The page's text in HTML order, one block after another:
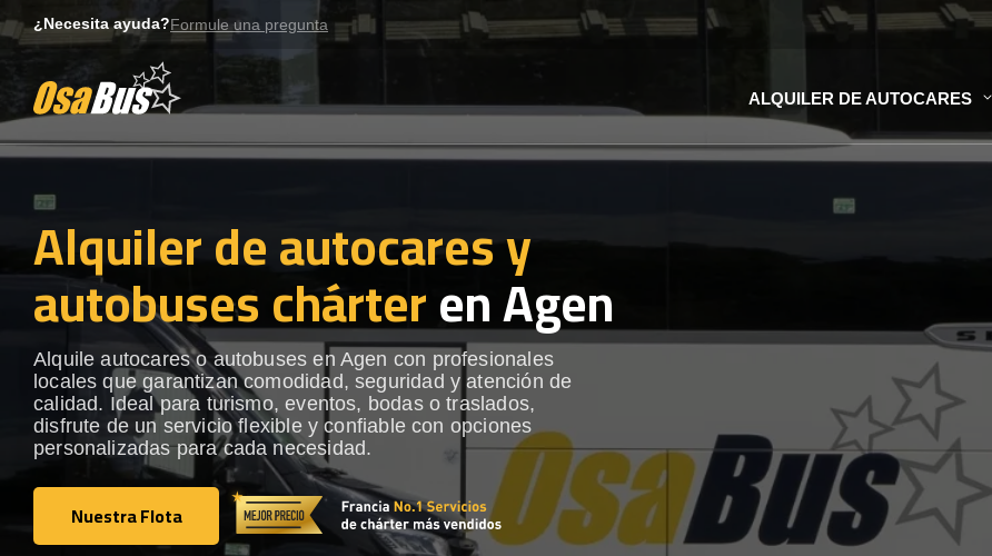
to
¿Necesita ayuda?Formule una pregunta
ALQUILER DE AUTOCARES
Alquiler de autocares y
autobuses chárteren Agen
Alquile autocares o autobuses en Agen con profesionales
locales que garantizan comodidad, seguridad y atención de
calidad. Ideal para turismo, eventos, bodas o traslados,
disfrute de un servicio flexible y confiable con opciones
personalizadas para cada necesidad.
Nuestra Flota
Nuestra Flota